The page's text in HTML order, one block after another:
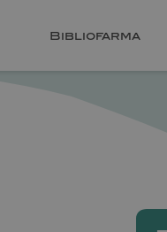
Bibliofarma